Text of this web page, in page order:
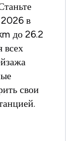
2026 в
до 26.2
всех
свои